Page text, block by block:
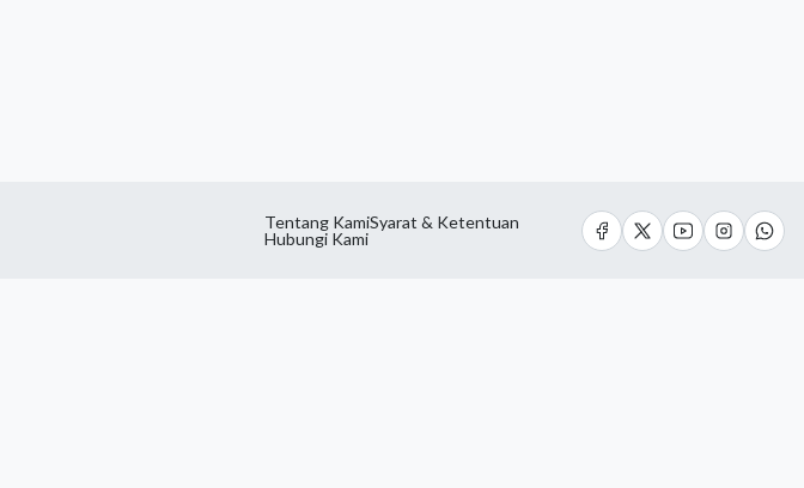
Tentang KamiSyarat & Ketentuan
Hubungi Kami